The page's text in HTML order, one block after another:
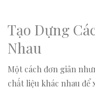
Tạo Dựng
Nhau
Một cách đơn giản
chất liệu khác nhau